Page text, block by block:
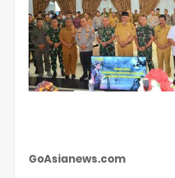
GoAsianews.com